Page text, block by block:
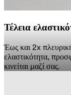
Τέλεια
Έως και 2x
ελαστικότητα,
κινείται μαζί σας.